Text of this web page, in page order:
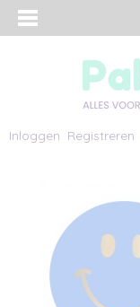
Inloggen Registreren